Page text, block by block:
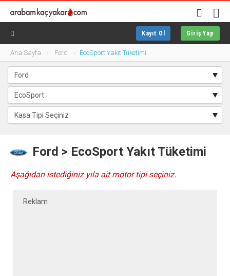
Kayıt Ol Giriş Yap
Ana Sayfa Ford EcoSport Yakıt Tüketimi
Ford > EcoSport Yakıt Tüketimi
Aşağıdan istediğiniz yıla ait motor tipi seçiniz.
Reklam